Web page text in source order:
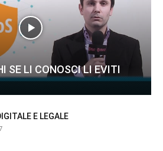
SE LI CONOSCI LI EVITI
E LEGALE